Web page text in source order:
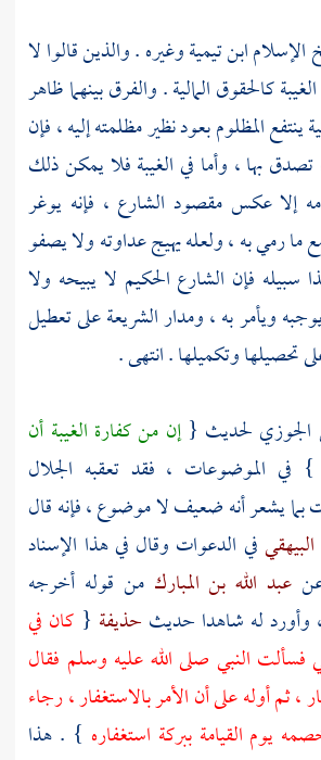
الإسلامابن تيميةوغيره . والذين قالوا لا
كالحقوق المالية . والفرق بينهما ظاهر
ينتفع المظلوم بعود نظير مظلمته إليه ، فإن
بها ، وأما في الغيبة فلا يمكن ذلك
إلا عكس مقصود الشارع ، فإنه يوغر
ما رمي به ، ولعله يهيج عداوته ولا يصفو
سبيله فإن الشارع الحكيم لا يبيحه ولا
ويأمر به ، ومدار الشريعة على تعطيل
تحصيلها وتكميلها . انتهى .
الجوزي لحديث {إن من كفارة الغيبة أن
} في الموضوعات ، فقد تعقبه الجلال
بما يشعر أنه ضعيف لا موضوع ، فإنه قال
البيهقيفي الدعوات وقال في هذا الإسناد
عبد الله بن المباركمن قوله أخرجه
له شاهدا حديث حذيفة { كان في
فسألت النبي صلى الله عليه وسلم فقال
، ثم أوله على أن الأمر بالاستغفار ، رجاء
يوم القيامة ببركة استغفاره } . هذا